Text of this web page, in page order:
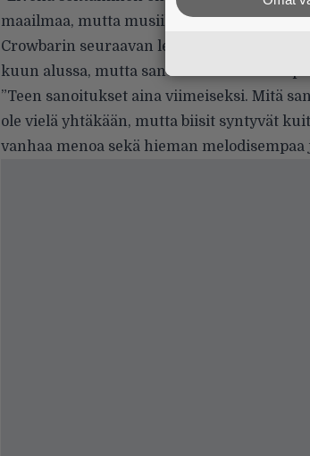
maailmaa, mutta musiikin luominen on
Crowbarin seuraavan levyn musiikki on
kuun alussa, mutta sanoitukset ottavat
”Teen sanoitukset aina viimeiseksi. Mitä
ole vielä yhtäkään, mutta biisit syntyvät
vanhaa menoa sekä hieman melodisempaa